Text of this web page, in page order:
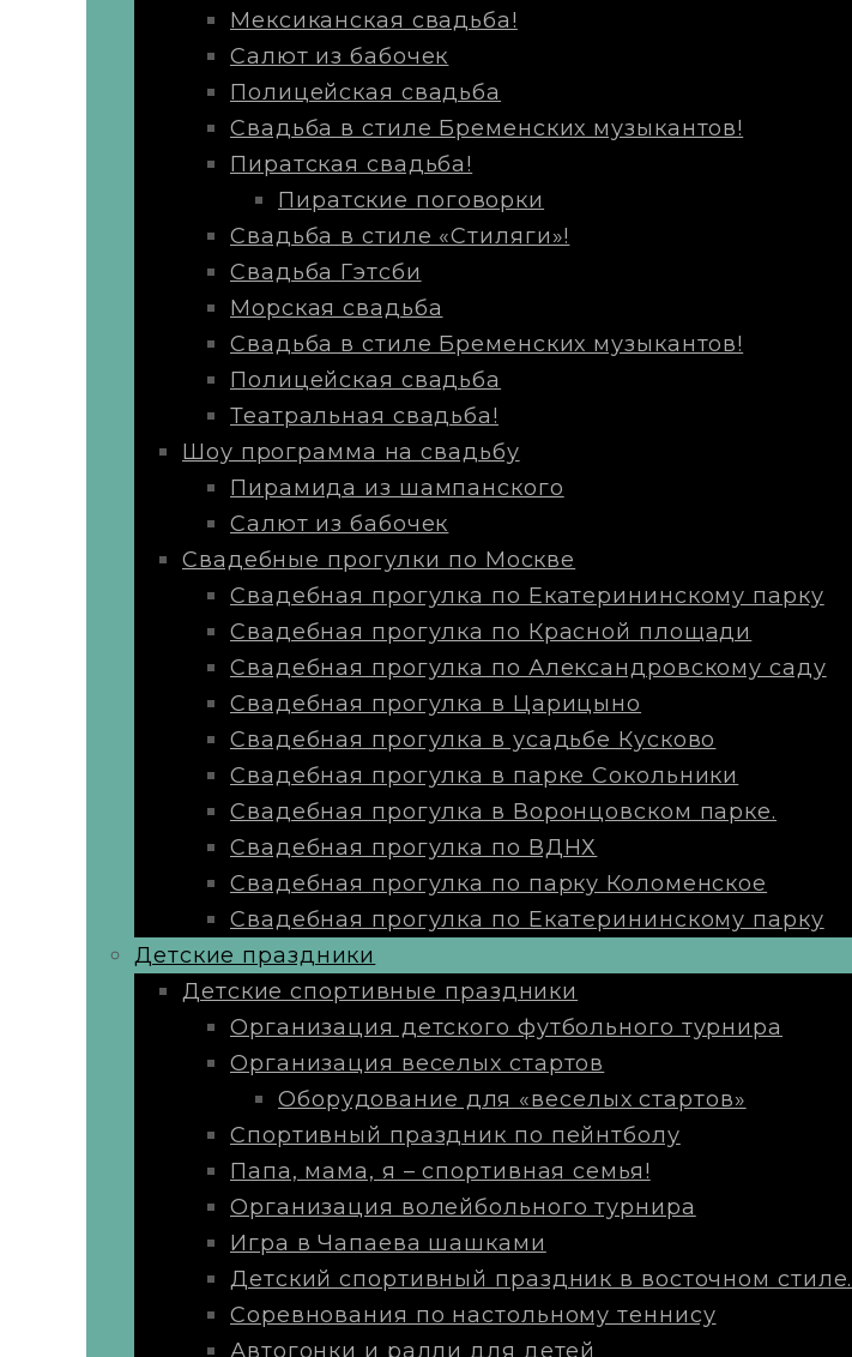
Мексиканская свадьба!
Салют из бабочек
Полицейская свадьба
Свадьба в стиле Бременских музыкантов!
Пиратская свадьба!
Пиратские поговорки
Свадьба в стиле «Стиляги»!
Свадьба Гэтсби
Морская свадьба
Свадьба в стиле Бременских музыкантов!
Полицейская свадьба
Театральная свадьба!
Шоу программа на свадьбу
Пирамида из шампанского
Салют из бабочек
Свадебные прогулки по Москве
Свадебная прогулка по Екатерининскому парку
Свадебная прогулка по Красной площади
Свадебная прогулка по Александровскому саду
Свадебная прогулка в Царицыно
Свадебная прогулка в усадьбе Кусково
Свадебная прогулка в парке Сокольники
Свадебная прогулка в Воронцовском парке.
Свадебная прогулка по ВДНХ
Свадебная прогулка по парку Коломенское
Свадебная прогулка по Екатерининскому парку
Детские праздники
Детские спортивные праздники
Организация детского футбольного турнира
Организация веселых стартов
Оборудование для «веселых стартов»
Спортивный праздник по пейнтболу
Папа, мама, я – спортивная семья!
Организация волейбольного турнира
Игра в Чапаева шашками
Детский спортивный праздник в восточном стиле.
Соревнования по настольному теннису
Автогонки и ралли для детей